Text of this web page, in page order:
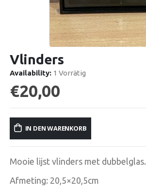
Vlinders
Availability: 1 Vorrätig
€20,00
IN DEN WARENKORB
Mooie lijst vlinders met dubbelglas.
Afmeting: 20,5×20,5cm